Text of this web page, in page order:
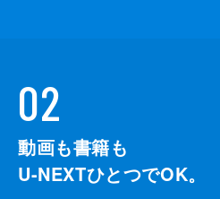
02
動画も書籍も
U-NEXTひとつでOK。